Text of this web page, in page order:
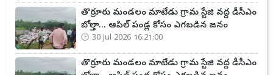
తొర్రూరు మండలం మాటేడు గ్రామ స్టేజి వద్ద డీసీఎం
బోల్తా... ఆపిల్ పండ్ల కోసం ఎగబడిన జనం
30 Jul 2026 16:21:00
తొర్రూరు మండలం మాటేడు గ్రామ స్టేజి వద్ద డీసీఎం